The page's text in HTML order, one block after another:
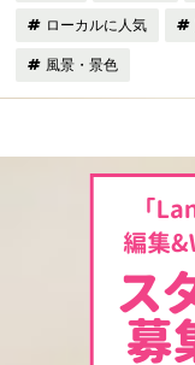
ローカルに人気
風景・景色